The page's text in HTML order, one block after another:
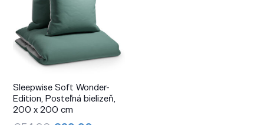
Sleepwise Soft Wonder-
Edition, Posteľná bielizeň,
200 x 200 cm